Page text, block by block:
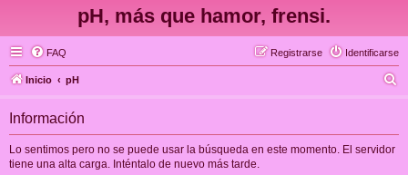
pH, más que hamor, frensi.
FAQ Identificarse
Registrarse
Inicio pH
Información
Lo sentimos pero no se puede usar la búsqueda en este momento. El servidor
tiene una alta carga. Inténtalo de nuevo más tarde.